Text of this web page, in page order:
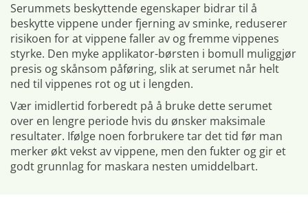
Serummets beskyttende egenskaper bidrar til å
beskytte vippene under fjerning av sminke, reduserer
risikoen for at vippene faller av og fremme vippenes
styrke. Den myke applikator-børsten i bomull muliggjør
presis og skånsom påføring, slik at serumet når helt
ned til vippenes rot og ut i lengden.
Vær imidlertid forberedt på å bruke dette serumet
over en lengre periode hvis du ønsker maksimale
resultater. Ifølge noen forbrukere tar det tid før man
merker økt vekst av vippene, men den fukter og gir et
godt grunnlag for maskara nesten umiddelbart.